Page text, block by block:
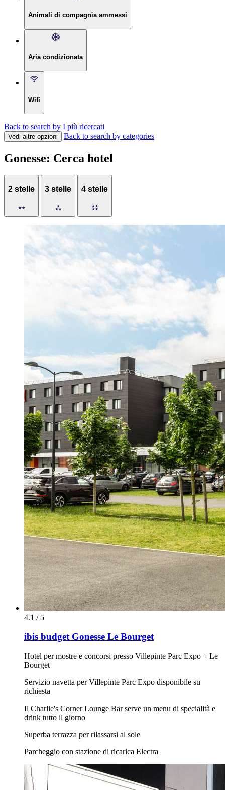
Animali di compagnia ammessi
Aria condizionata
Wifi
Back to search by I più ricercati
Vedi altre opzioni Back to search by categories
Gonesse: Cerca hotel
2 stelle 3 stelle 4 stelle
4.1 / 5
ibis budget Gonesse Le Bourget
Hotel per mostre e concorsi presso Villepinte Parc Expo + Le
Bourget
Servizio navetta per Villepinte Parc Expo disponibile su
richiesta
Il Charlie's Corner Lounge Bar serve un menu di specialità e
drink tutto il giorno
Superba terrazza per rilassarsi al sole
Parcheggio con stazione di ricarica Electra